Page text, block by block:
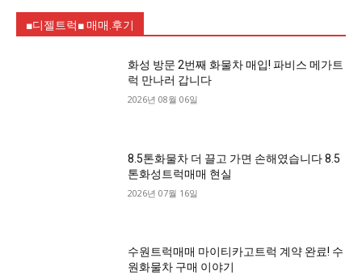
■디젤트럭■ 매매.후기
화성 방문 2번째 화물차 매입! 파비스 메가트
럭 만나러 갑니다
2026년 08월 06일
8.5톤화물차 더 끌고 가면 손해였습니다 8.5
톤화성트럭매매 현실
2026년 07월 16일
수원트럭매매 마이티카고트럭 계약 완료! 수
원화물차 구매 이야기